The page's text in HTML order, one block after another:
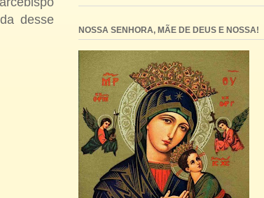
desse
NOSSA SENHORA, MÃE DE DEUS E NOSSA!